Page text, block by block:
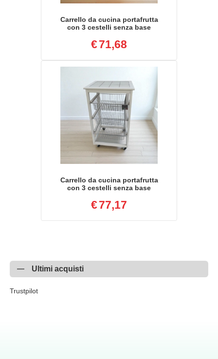
Carrello da cucina portafrutta
con 3 cestelli senza base
€71,68
Carrello da cucina portafrutta
con 3 cestelli senza base
€77,17
Ultimi acquisti
Trustpilot